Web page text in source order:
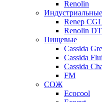
Renolin
Индустриальные
Renep
Renolin
Пищевые
Cassida
Cassida
Cassida
FM
СОЖ
Ecocool